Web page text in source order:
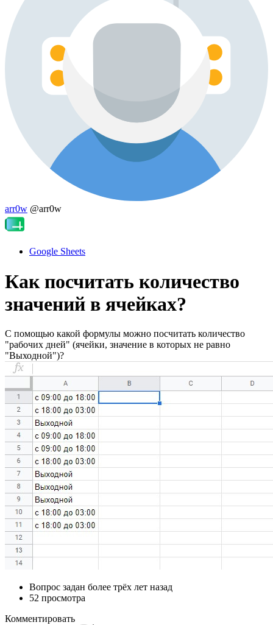
arr0w @arr0w
Google Sheets
Как посчитать количество
значений в ячейках?
С помощью какой формулы можно посчитать количество
"рабочих дней" (ячейки, значение в которых не равно
"Выходной")?
Вопрос задан более трёх лет назад
52 просмотра
Комментировать